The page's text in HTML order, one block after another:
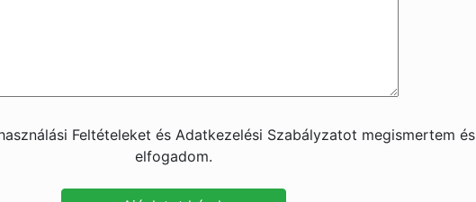
Feltételeket és Adatkezelési Szabályzatot megismertem és
elfogadom.